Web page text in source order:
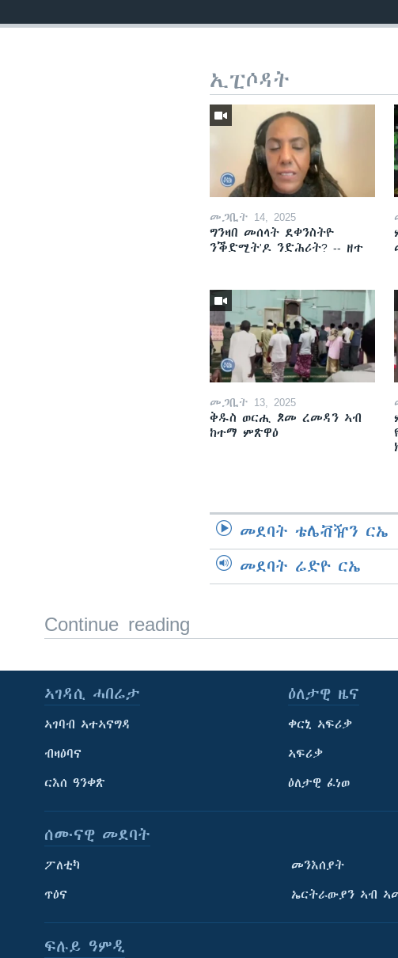
ኢፒሶዳት
መጋቢት 14, 2025
ግንዛበ መሰላት ደቀንስትዮ
ንቕድሚት'ዶ ንድሕሪት? -- ዘተ
መጋቢት 13, 2025
ቅዱስ ወርሒ ጾመ ረመዳን ኣብ
ከተማ ምጽዋዕ
መደባት ቴሌቭዥን ርኤ
መደባት ሬድዮ ርኤ
Continue reading
ኣገዳሲ ሓበሬታ
ኣገባብ ኣተኣናግዳ
ብዛዕባና
ርእሰ ዓንቀጽ
ዕለታዊ ዜና
ቀርኒ ኣፍሪቃ
ኣፍሪቃ
ዕለታዊ ፈነወ
ሰሙናዊ መደባት
ፖለቲካ
ጥዕና
መንእሰያት
ኤርትራውያን ኣብ
ፍሉይ ዓምዲ